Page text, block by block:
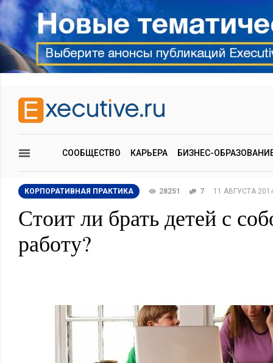
СООБЩЕСТВО КАРЬЕРА БИЗНЕС-
КОРПОРАТИВНАЯ ПРАКТИКА 28251 7 11 АВГУСТА
Стоит ли брать детей с
работу?